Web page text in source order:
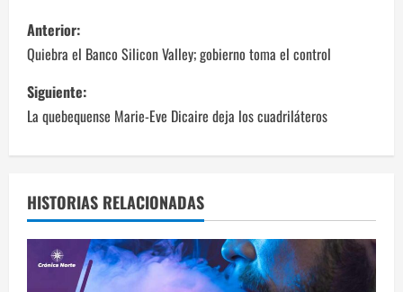
N
a
v
e
a
c
Anterior:
Quiebra el Banco Silicon Valley; gobierno toma el control
Siguiente:
La quebequense Marie-Eve Dicaire deja los cuadriláteros
HISTORIAS RELACIONADAS